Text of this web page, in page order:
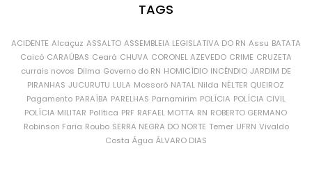
TAGS
ACIDENTE Alcaçuz ASSALTO ASSEMBLEIA LEGISLATIVA DO RN Assu BATATA
Caicó CARAÚBAS Ceará CHUVA CORONEL AZEVEDO CRIME CRUZETA
currais novos Dilma Governo do RN HOMICÍDIO INCÊNDIO JARDIM DE
PIRANHAS JUCURUTU LULA Mossoró NATAL Nilda NÉLTER QUEIROZ
Pagamento PARAÍBA PARELHAS Parnamirim POLÍCIA POLÍCIA CIVIL
POLÍCIA MILITAR Política PRF RAFAEL MOTTA RN ROBERTO GERMANO
Robinson Faria Roubo SERRA NEGRA DO NORTE Temer UFRN Vivaldo
Costa Água ÁLVARO DIAS